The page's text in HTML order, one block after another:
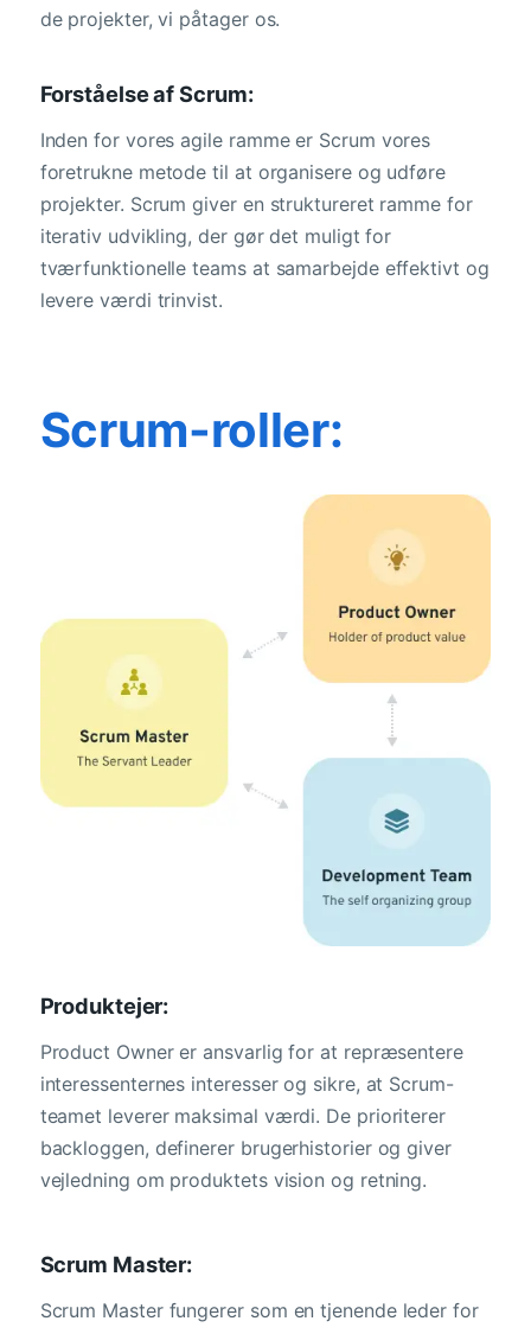
de projekter, vi påtager os.
Forståelse af Scrum:
Inden for vores agile ramme er Scrum vores
foretrukne metode til at organisere og udføre
projekter. Scrum giver en struktureret ramme for
iterativ udvikling, der gør det muligt for
tværfunktionelle teams at samarbejde effektivt og
levere værdi trinvist.
Scrum-roller:
Produktejer:
Product Owner er ansvarlig for at repræsentere
interessenternes interesser og sikre, at Scrum-
teamet leverer maksimal værdi. De prioriterer
backloggen, definerer brugerhistorier og giver
vejledning om produktets vision og retning.
Scrum Master:
Scrum Master fungerer som en tjenende leder for